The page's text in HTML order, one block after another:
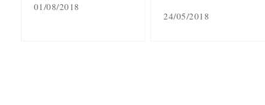
01/08/2018
24/05/2018